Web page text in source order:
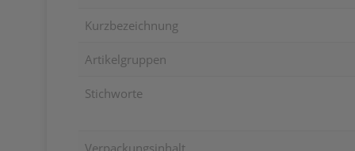
Kurzbezeichnung
Artikelgruppen
Stichworte
Verpackungsinhalt